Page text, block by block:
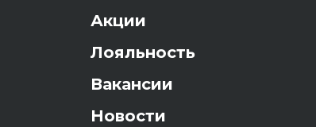
Акции
Лояльность
Вакансии
Новости